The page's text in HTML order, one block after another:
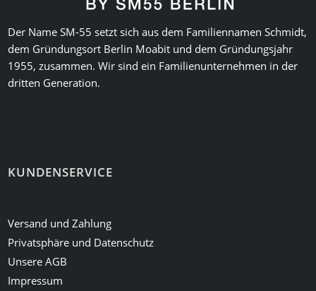
Der Name SM-55 setzt sich aus dem Familiennamen Schmidt,
dem Gründungsort Berlin Moabit und dem Gründungsjahr
1955, zusammen. Wir sind ein Familienunternehmen in der
dritten Generation.
KUNDENSERVICE
Versand und Zahlung
Privatsphäre und Datenschutz
Unsere AGB
Impressum